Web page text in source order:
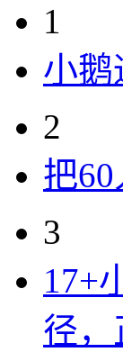
1
小鹅
2
把
3
17+
径，